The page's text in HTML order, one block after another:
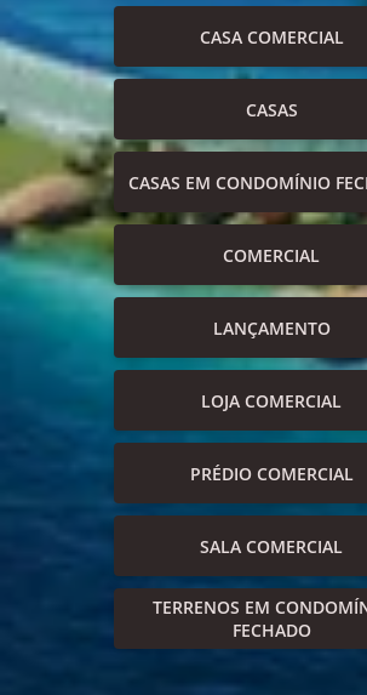
CASA COMERCIAL
CASAS
CASAS EM CONDOMÍNIO
COMERCIAL
LANÇAMENTO
LOJA COMERCIAL
PRÉDIO COMERCIAL
SALA COMERCIAL
TERRENOS EM
FECHADO